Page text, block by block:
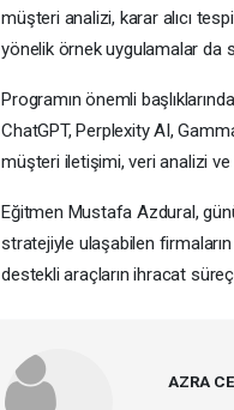
müşteri analizi, karar alıcı
yönelik örnek uygulamalar da
Programın önemli
ChatGPT, Perplexity AI,
müşteri iletişimi, veri analizi ve
Eğitmen Mustafa Azdural,
stratejiyle ulaşabilen
destekli araçların ihracat
AZRA